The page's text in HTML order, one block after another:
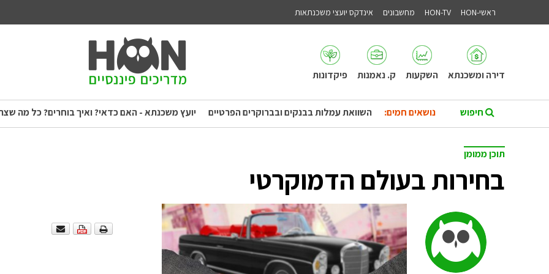
ראשי-HON HON-TV מחשבונים אינדקס יועצי משכנתאות
דירה ומשכנתא השקעות ק. נאמנות פיקדונות
נושאים חמים: השוואת עמלות בבנקים ובברוקרים הפרטיים יועץ משכנתא - האם כדאי? ואיך בוחרים? כל מה
תוכן ממומן
בחירות בעולם הדמוקרטי